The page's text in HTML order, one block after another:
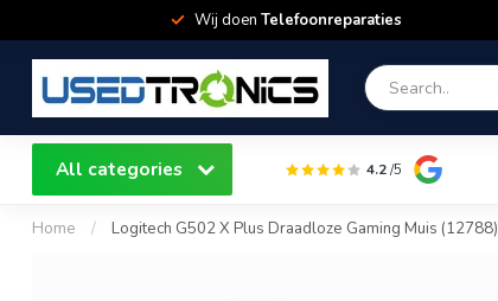
Wij doen Telefoonreparaties
All categories 4.2/5
Home / Logitech G502 X Plus Draadloze Gaming Muis (12788)